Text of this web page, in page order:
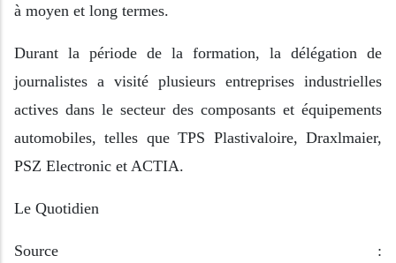
à moyen et long termes.
Durant la période de la formation, la délégation de
journalistes a visité plusieurs entreprises industrielles
actives dans le secteur des composants et équipements
automobiles, telles que TPS Plastivaloire, Draxlmaier,
PSZ Electronic et ACTIA.
Le Quotidien
Source :